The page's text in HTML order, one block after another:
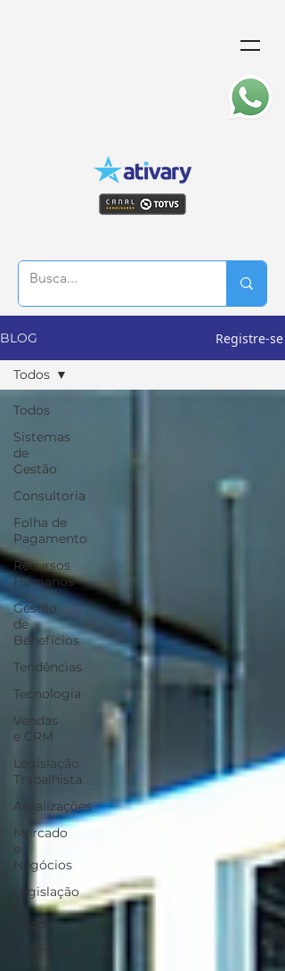
BLOG Registre-se
Todos
Sistemas
de
Gestão
Consultoria
Folha de
Pagamento
Recursos
Humanos
Gestão
de
Benefícios
Tendências
Tecnologia
Vendas
e CRM
Legislação
Trabalhista
Atualizações
Mercado
e
Negócios
Legislação
Impostos
Todos